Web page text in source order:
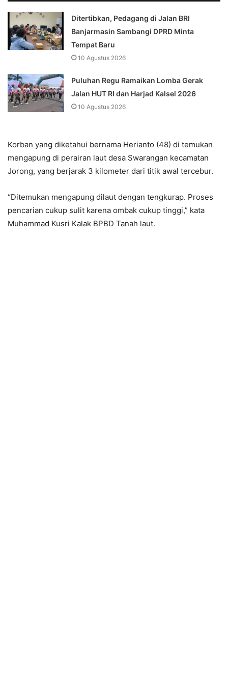
Ditertibkan, Pedagang di Jalan BRI
Banjarmasin Sambangi DPRD Minta
Tempat Baru
10 Agustus 2026
Puluhan Regu Ramaikan Lomba Gerak
Jalan HUT RI dan Harjad Kalsel 2026
10 Agustus 2026
Korban yang diketahui bernama Herianto (48) di temukan
mengapung di perairan laut desa Swarangan kecamatan
Jorong, yang berjarak 3 kilometer dari titik awal tercebur.
“Ditemukan mengapung dilaut dengan tengkurap. Proses
pencarian cukup sulit karena ombak cukup tinggi,” kata
Muhammad Kusri Kalak BPBD Tanah laut.